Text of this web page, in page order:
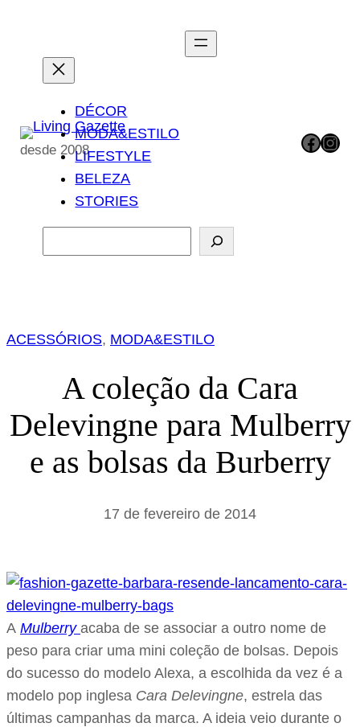
conteúdo
desde 2008
DÉCOR
MODA&ESTILO
LIFESTYLE
BELEZA
STORIES
e
i
r
Facebook Instagram
ACESSÓRIOS, MODA&ESTILO
A coleção da Cara
Delevingne para Mulberry
e as bolsas da Burberry
17 de fevereiro de 2014
A Mulberry acaba de se associar a outro nome de
peso para criar uma mini coleção de bolsas. Depois
do sucesso do modelo Alexa, a escolhida da vez é a
modelo pop inglesa Cara Delevingne, estrela das
últimas campanhas da marca. A ideia veio durante o